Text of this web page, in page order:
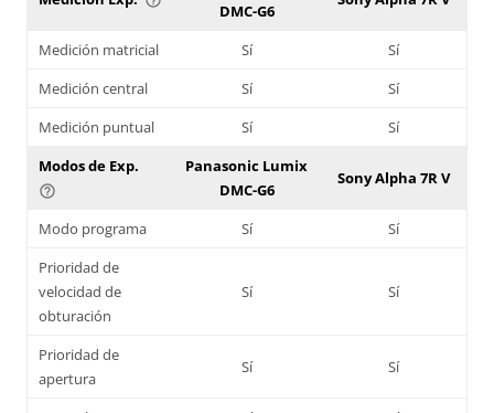
DMC-G6
Medición matricial Sí
Sí
Medición central
Sí
Sí
Medición puntual
Sí
Sí
Modos de Exp.
help_outline
Panasonic Lumix
DMC-G6
Sony Alpha 7R V
Modo programa Sí
Sí
Prioridad de
velocidad de
obturación
Sí Sí
Prioridad de
apertura
Sí Sí